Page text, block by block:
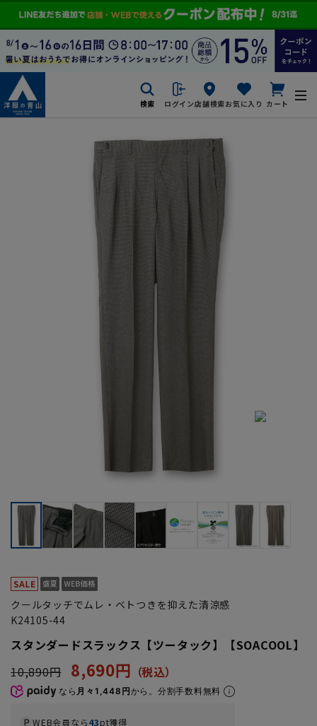
検索 ログイン店舗検索お気に入り カート
クールタッチでムレ・ベトつきを抑えた清涼感
K24105-44
スタンダードスラックス【ツータック】【SOACOOL】
10,890円
8,690円
なら 月々1,448円から。分割手数料無料
WEB会員なら43pt獲得